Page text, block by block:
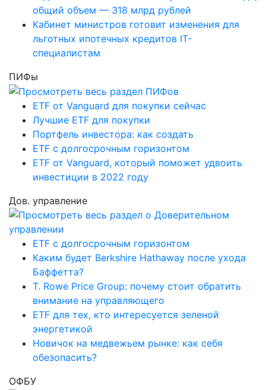
общий объем — 318 млрд рублей
Кабинет министров готовит изменения для
льготных ипотечных кредитов IT-
специалистам
ПИФы
ETF от Vanguard для покупки сейчас
Лучшие ETF для покупки
Портфель инвестора: как создать
ETF с долгосрочным горизонтом
ETF от Vanguard, который поможет удвоить
инвестиции в 2022 году
Дов. управление
ETF с долгосрочным горизонтом
Каким будет Berkshire Hathaway после ухода
Баффетта?
T. Rowe Price Group: почему стоит обратить
внимание на управляющего
ETF для тех, кто интересуется зеленой
энергетикой
Новичок на медвежьем рынке: как себя
обезопасить?
ОФБУ